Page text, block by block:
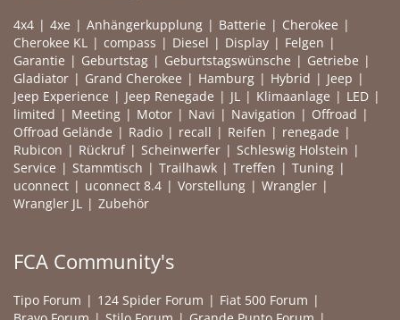
4x4 4xe Anhängerkupplung Batterie
Cherokee
Cherokee KL
compass Diesel Display
Felgen
Garantie
Geburtstag Geburtstagswünsche
Getriebe
Gladiator
Grand Cherokee Hamburg Hybrid
Jeep
Jeep Experience
Jeep Renegade JL Klimaanlage
LED
limited
Meeting Motor Navi Navigation
Offroad
Offroad Gelände
Radio recall Reifen
renegade
Rubicon
Rückruf Scheinwerfer
Schleswig Holstein
Service
Stammtisch Trailhawk Treffen
Tuning
uconnect
uconnect 8.4 Vorstellung
Wrangler
Wrangler JL
Zubehör
FCA Community's
Tipo Forum 124 Spider Forum
Fiat 500 Forum